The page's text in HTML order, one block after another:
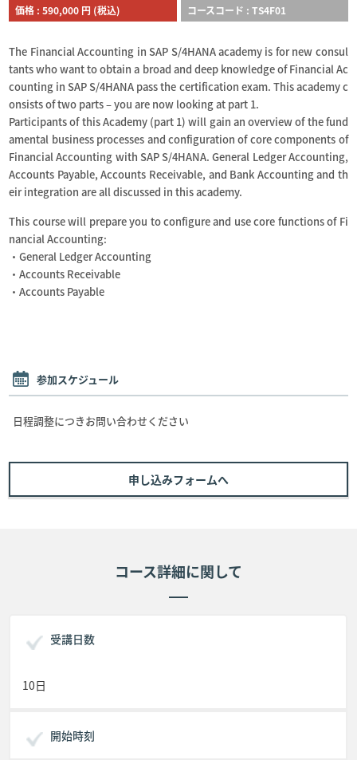
価格 : 590,000 円 (税込)
コースコード : TS4F01
The Financial Accounting in SAP S/4HANA academy is for new consul
tants who want to obtain a broad and deep knowledge of Financial Ac
counting in SAP S/4HANA pass the certification exam. This academy c
onsists of two parts – you are now looking at part 1.
Participants of this Academy (part 1) will gain an overview of the fund
amental business processes and configuration of core components of
Financial Accounting with SAP S/4HANA. General Ledger Accounting,
Accounts Payable, Accounts Receivable, and Bank Accounting and th
eir integration are all discussed in this academy.
This course will prepare you to configure and use core functions of Fi
nancial Accounting:
・General Ledger Accounting
・Accounts Receivable
・Accounts Payable
参加スケジュール
日程調整につきお問い合わせください
申し込みフォームへ
コース詳細に関して
受講日数
10日
開始時刻